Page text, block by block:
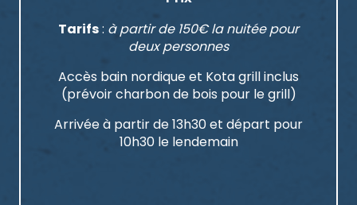
Tarifs: à partir de 150€ la nuitée pour
deux personnes
Accès bain nordique et Kota grill inclus
(prévoir charbon de bois pour le grill)
Arrivée à partir de 13h30 et départ pour
10h30 le lendemain